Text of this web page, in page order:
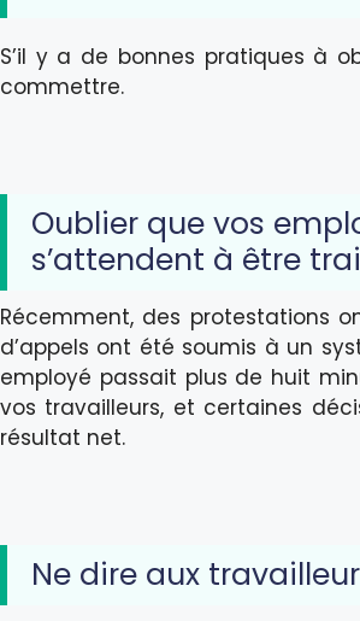
S’il y a de bonnes pratiques à
commettre.
Oublier que vos
s’attendent à être
Récemment, des protestations
d’appels ont été soumis à un
employé passait plus de huit
vos travailleurs, et certaines
résultat net.
Ne dire aux